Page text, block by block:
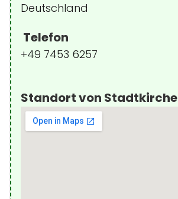
Deutschland
Telefon
+49 7453 6257
Standort von Stadtkirche